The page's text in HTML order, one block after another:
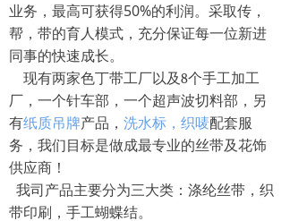
业务，最高可获得50%的利润。采取传，
帮，带的育人模式，充分保证每一位新进
同事的快速成长。
现有两家色丁带工厂以及8个手工加工
厂，一个针车部，一个超声波切料部，另
有纸质吊牌产品， 洗水标，织唛配套服
务，我们目标是做成最专业的丝带及花饰
供应商！
我司产品主要分为三大类：涤纶丝带，织
带印刷，手工蝴蝶结。